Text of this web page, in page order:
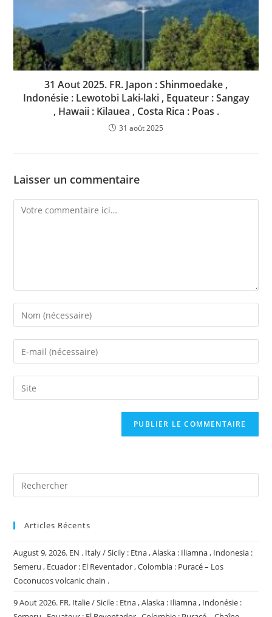
31 Aout 2025. FR. Japon : Shinmoedake ,
Indonésie : Lewotobi Laki-laki , Equateur : Sangay
, Hawaii : Kilauea , Costa Rica : Poas .
31 août 2025
Laisser un commentaire
Comment
Enter
your
name
comment
Enter
your
email
address
Saisir
l’URL
Articles Récents
August 9, 2026. EN . Italy / Sicily : Etna , Alaska : Iliamna , Indonesia :
Semeru , Ecuador : El Reventador , Colombia : Puracé – Los
Coconucos volcanic chain .
9 Aout 2026. FR. Italie / Sicile : Etna , Alaska : Iliamna , Indonésie :